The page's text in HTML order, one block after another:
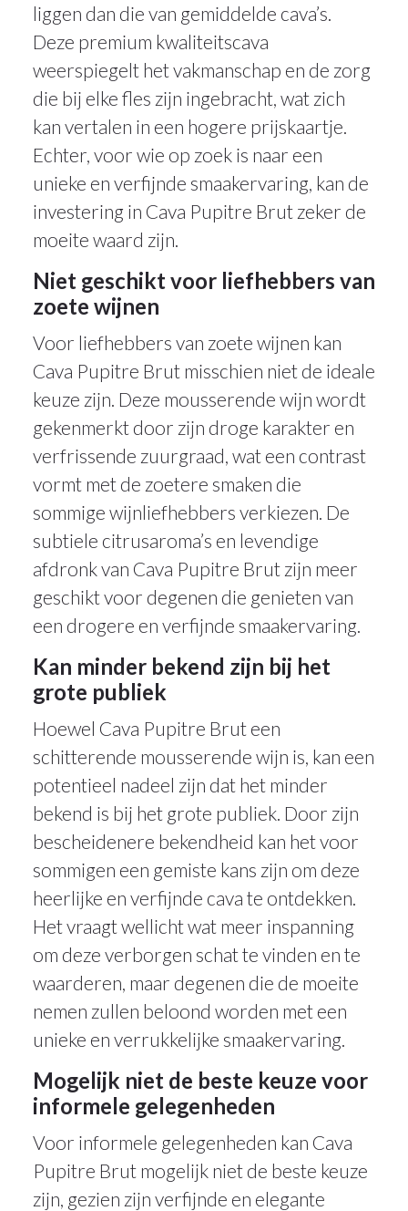
liggen dan die van gemiddelde cava’s.
Deze premium kwaliteitscava
weerspiegelt het vakmanschap en de zorg
die bij elke fles zijn ingebracht, wat zich
kan vertalen in een hogere prijskaartje.
Echter, voor wie op zoek is naar een
unieke en verfijnde smaakervaring, kan de
investering in Cava Pupitre Brut zeker de
moeite waard zijn.
Niet geschikt voor liefhebbers van
zoete wijnen
Voor liefhebbers van zoete wijnen kan
Cava Pupitre Brut misschien niet de ideale
keuze zijn. Deze mousserende wijn wordt
gekenmerkt door zijn droge karakter en
verfrissende zuurgraad, wat een contrast
vormt met de zoetere smaken die
sommige wijnliefhebbers verkiezen. De
subtiele citrusaroma’s en levendige
afdronk van Cava Pupitre Brut zijn meer
geschikt voor degenen die genieten van
een drogere en verfijnde smaakervaring.
Kan minder bekend zijn bij het
grote publiek
Hoewel Cava Pupitre Brut een
schitterende mousserende wijn is, kan een
potentieel nadeel zijn dat het minder
bekend is bij het grote publiek. Door zijn
bescheidenere bekendheid kan het voor
sommigen een gemiste kans zijn om deze
heerlijke en verfijnde cava te ontdekken.
Het vraagt wellicht wat meer inspanning
om deze verborgen schat te vinden en te
waarderen, maar degenen die de moeite
nemen zullen beloond worden met een
unieke en verrukkelijke smaakervaring.
Mogelijk niet de beste keuze voor
informele gelegenheden
Voor informele gelegenheden kan Cava
Pupitre Brut mogelijk niet de beste keuze
zijn, gezien zijn verfijnde en elegante